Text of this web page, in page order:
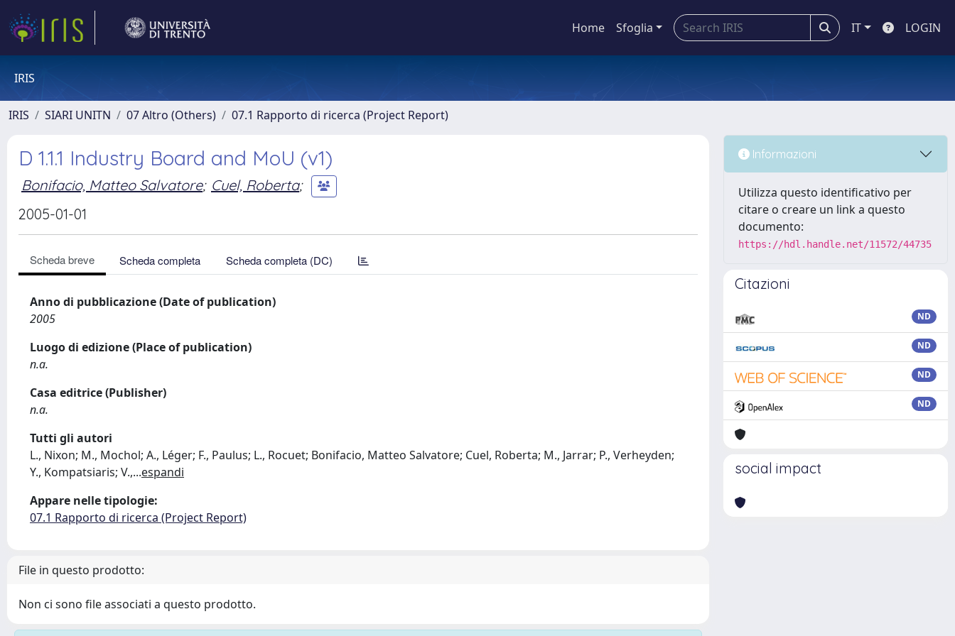
Home Sfoglia IT LOGIN
IRIS
IRIS SIARI UNITN 07 Altro (Others) 07.1 Rapporto di ricerca (Project Report)
D 1.1.1 Industry Board and MoU (v1)
Bonifacio, Matteo Salvatore; Cuel, Roberta;
2005-01-01
Scheda breve Scheda completa Scheda completa (DC)
Anno di pubblicazione (Date of publication)
2005
Luogo di edizione (Place of publication)
n.a.
Casa editrice (Publisher)
n.a.
Tutti gli autori
L., Nixon; M., Mochol; A., Léger; F., Paulus; L., Rocuet; Bonifacio, Matteo Salvatore; Cuel, Roberta; M., Jarrar; P., Verheyden;
Y., Kompatsiaris; V.,...espandi
Appare nelle tipologie:
07.1 Rapporto di ricerca (Project Report)
File in questo prodotto:
Non ci sono file associati a questo prodotto.
Informazioni
Utilizza questo identificativo per
citare o creare un link a questo
documento:
https://hdl.handle.net/11572/44735
Citazioni
ND
ND
ND
ND
social impact